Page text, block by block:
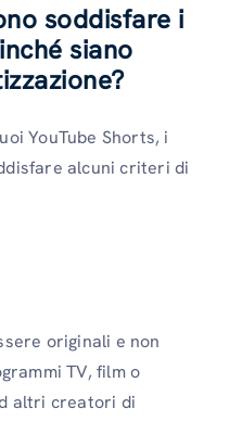
soddisfare i
siano
YouTube Shorts, i
alcuni criteri di
originali e non
TV, film o
altri creatori di